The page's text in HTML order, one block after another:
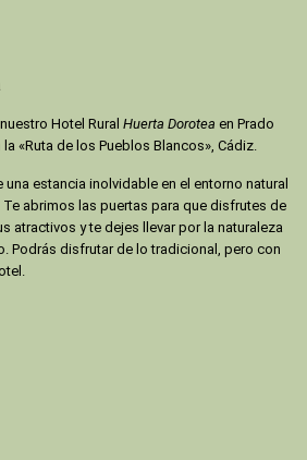
Hotel RuralHuerta Doroteaen Prado
«Ruta de los Pueblos Blancos», Cádiz.
estancia inolvidable en el entorno natural
Te abrimos las puertas para que disfrutes de
atractivos y te dejes llevar por la naturaleza
Podrás disfrutar de lo tradicional, pero con